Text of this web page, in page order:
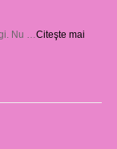
Nu … Citeşte mai